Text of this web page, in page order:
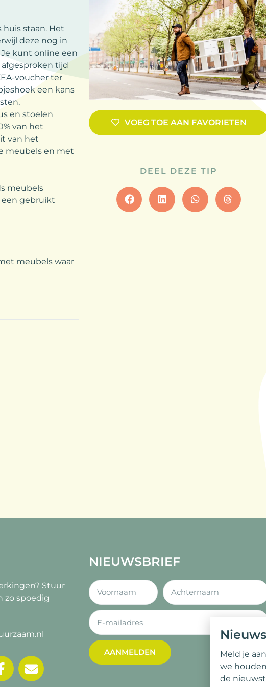
staan. Het
deze nog in
kunt online een
tijd
voucher ter
een kans
en stoelen
van het
van het
meubels en met
meubels
een gebruikt
meubels waar
VOEG TOE AAN FAVORIETEN
DEEL DEZE TIP
Stuur
zo spoedig
NIEUWSBRIEF
AANMELDEN
Meld je
we
de